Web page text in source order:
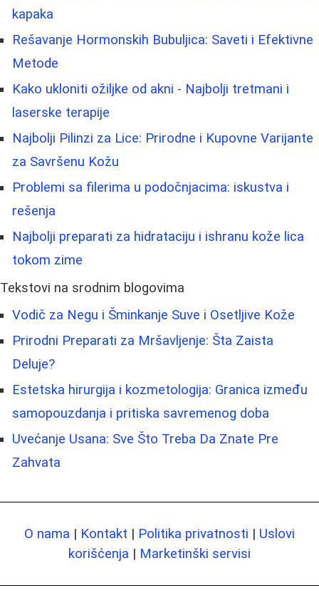
kapaka
Rešavanje Hormonskih Bubuljica: Saveti i Efektivne
Metode
Kako ukloniti ožiljke od akni - Najbolji tretmani i
laserske terapije
Najbolji Pilinzi za Lice: Prirodne i Kupovne Varijante
za Savršenu Kožu
Problemi sa filerima u podočnjacima: iskustva i
rešenja
Najbolji preparati za hidrataciju i ishranu kože lica
tokom zime
Tekstovi na srodnim blogovima
Vodič za Negu i Šminkanje Suve i Osetljive Kože
Prirodni Preparati za Mršavljenje: Šta Zaista
Deluje?
Estetska hirurgija i kozmetologija: Granica između
samopouzdanja i pritiska savremenog doba
Uvećanje Usana: Sve Što Treba Da Znate Pre
Zahvata
O nama | Kontakt | Politika privatnosti | Uslovi
korišćenja | Marketinški servisi